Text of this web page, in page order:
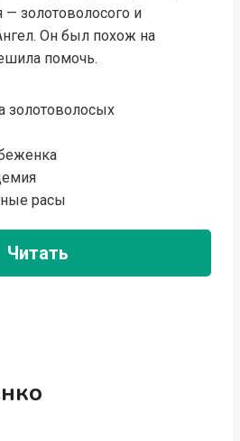
— золотоволосого и
Он был похож на
помочь.
золотоволосых
расы
Читать